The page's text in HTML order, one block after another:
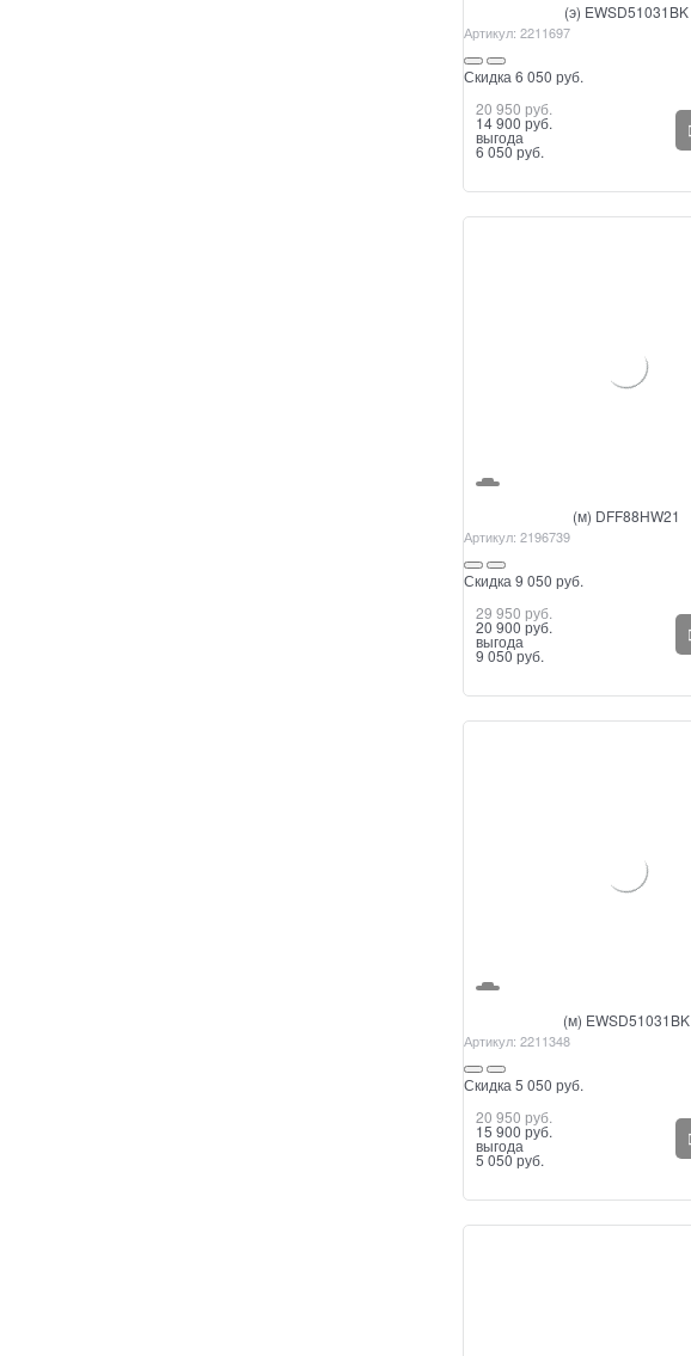
(э) EWSD51031BK
Артикул: 2211697
Скидка 6 050 руб.
20 950 руб.
14 900 руб.
выгода
6 050 руб.
(м) DFF88HW21
Артикул: 2196739
Скидка 9 050 руб.
29 950 руб.
20 900 руб.
выгода
9 050 руб.
(м) EWSD51031BK
Артикул: 2211348
Скидка 5 050 руб.
20 950 руб.
15 900 руб.
выгода
5 050 руб.